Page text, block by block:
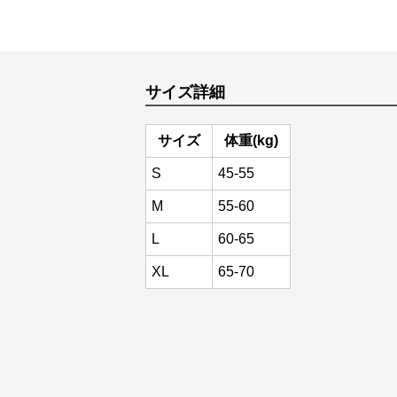
サイズ詳細
サイズ 体重(kg)
S 45-55
M 55-60
L 60-65
XL 65-70